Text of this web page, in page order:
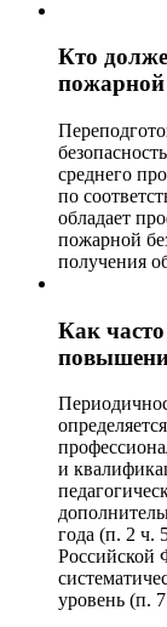
Кто
пожарной
среднего
по
обладает
пожарной
получения
Как
и
года (п. 2 ч.
Российской
уровень (п.